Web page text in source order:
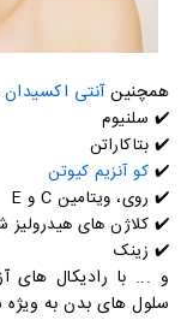
همچنینآنتی اکسیدان
✔️ سلنیوم
✔️ بتاکاراتن
✔️ کو آنزیم کیوتن
✔️ روی، ویتامین C و E
✔️ کلاژن های هیدرولیز
✔️ زینک
و ... با رادیکال های
سلول های بدن به